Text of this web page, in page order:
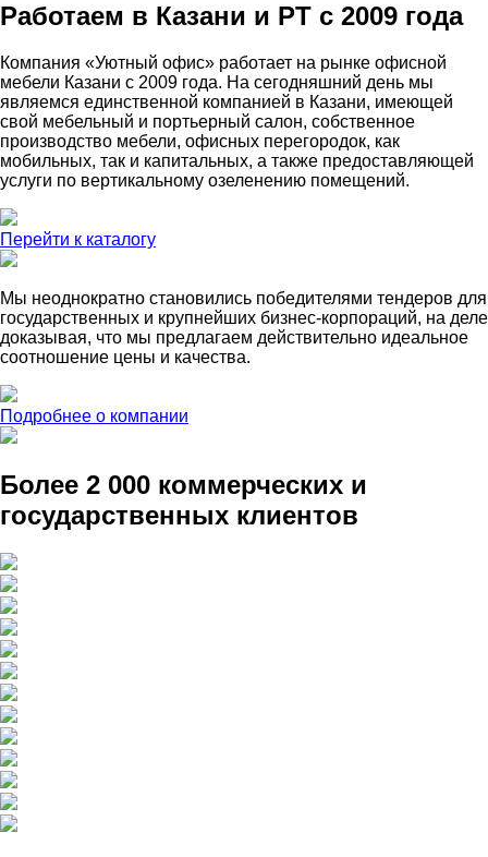
Работаем в Казани и РТ с 2009 года
Компания «Уютный офис» работает на рынке офисной
мебели Казани с 2009 года. На сегодняшний день мы
являемся единственной компанией в Казани, имеющей
свой мебельный и портьерный салон, собственное
производство мебели, офисных перегородок, как
мобильных, так и капитальных, а также предоставляющей
услуги по вертикальному озеленению помещений.
Перейти к каталогу
Мы неоднократно становились победителями тендеров для
государственных и крупнейших бизнес-корпораций, на деле
доказывая, что мы предлагаем действительно идеальное
соотношение цены и качества.
Подробнее о компании
Более 2 000 коммерческих и
государственных клиентов